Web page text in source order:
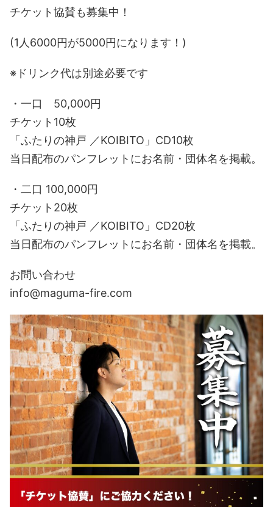
チケット協賛も募集中！
(1人6000円が5000円になります！)
※ドリンク代は別途必要です
・一口 50,000円
チケット10枚
「ふたりの神戸 ／KOIBITO」CD10枚
当日配布のパンフレットにお名前・団体名を掲載。
・二口 100,000円
チケット20枚
「ふたりの神戸 ／KOIBITO」CD20枚
当日配布のパンフレットにお名前・団体名を掲載。
お問い合わせ
info@maguma-fire.com